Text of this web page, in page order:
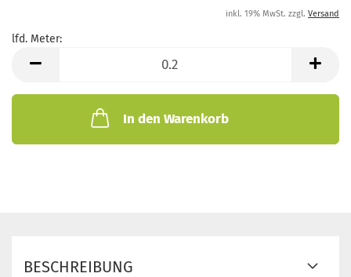
inkl. 19% MwSt. zzgl. Versand
lfd. Meter:
Meter
In den Warenkorb
BESCHREIBUNG